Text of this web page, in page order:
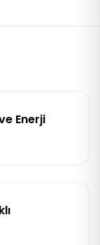
Enerji